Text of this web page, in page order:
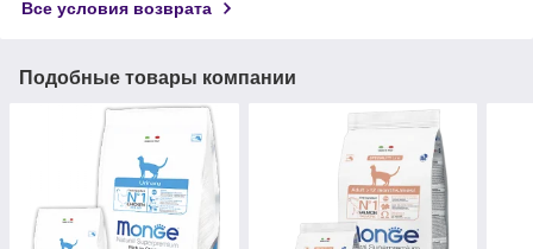
Все условия возврата
Подобные товары компании